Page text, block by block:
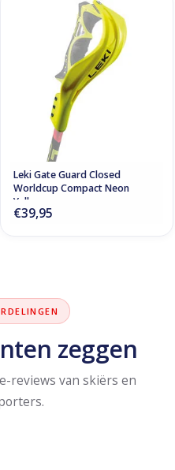
Leki Gate Guard Closed
Worldcup Compact Neon
Yellow
€39,95
zeggen
reviews van skiërs en